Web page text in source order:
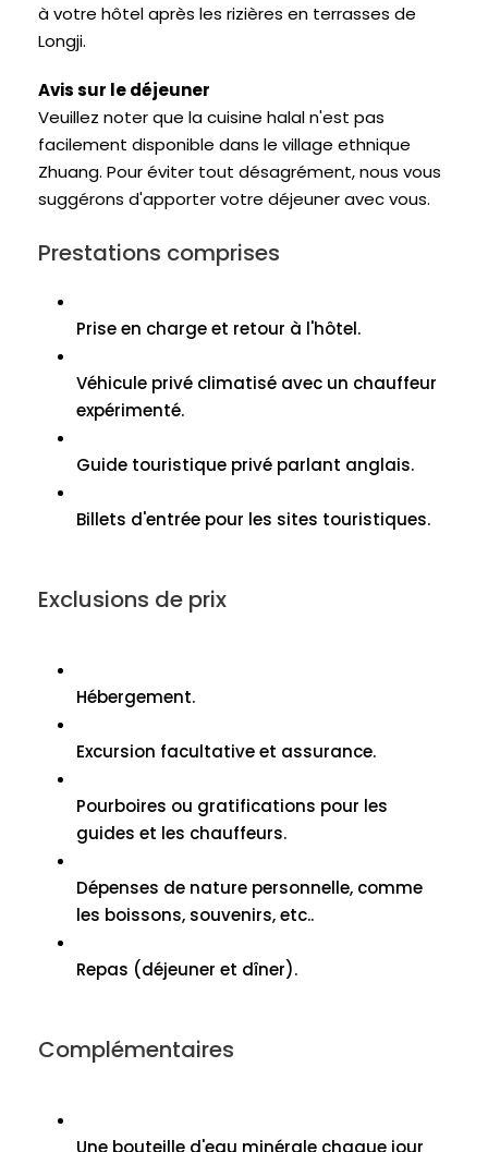
à votre hôtel après les rizières en terrasses de
Longji.
Avis sur le déjeuner
Veuillez noter que la cuisine halal n'est pas
facilement disponible dans le village ethnique
Zhuang. Pour éviter tout désagrément, nous vous
suggérons d'apporter votre déjeuner avec vous.
Prestations comprises
Prise en charge et retour à l'hôtel.
Véhicule privé climatisé avec un chauffeur
expérimenté.
Guide touristique privé parlant anglais.
Billets d'entrée pour les sites touristiques.
Exclusions de prix
Hébergement.
Excursion facultative et assurance.
Pourboires ou gratifications pour les
guides et les chauffeurs.
Dépenses de nature personnelle, comme
les boissons, souvenirs, etc..
Repas (déjeuner et dîner).
Complémentaires
Une bouteille d'eau minérale chaque jour